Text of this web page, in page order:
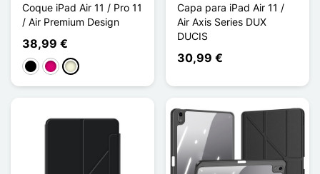
Coque iPad Air 11 / Pro 11
/ Air Premium Design
38,99 €
PretoMagenta
Bege
Capa para iPad Air 11 /
Air Axis Series DUX
DUCIS
30,99 €